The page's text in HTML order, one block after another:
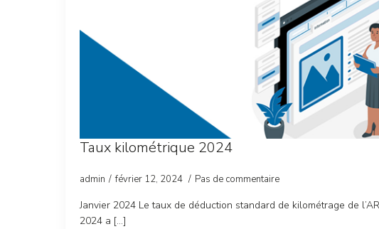
Taux kilométrique 2024
admin février 12, 2024 Pas de commentaire
Janvier 2024 Le taux de déduction standard de kilométrage de
2024 a […]